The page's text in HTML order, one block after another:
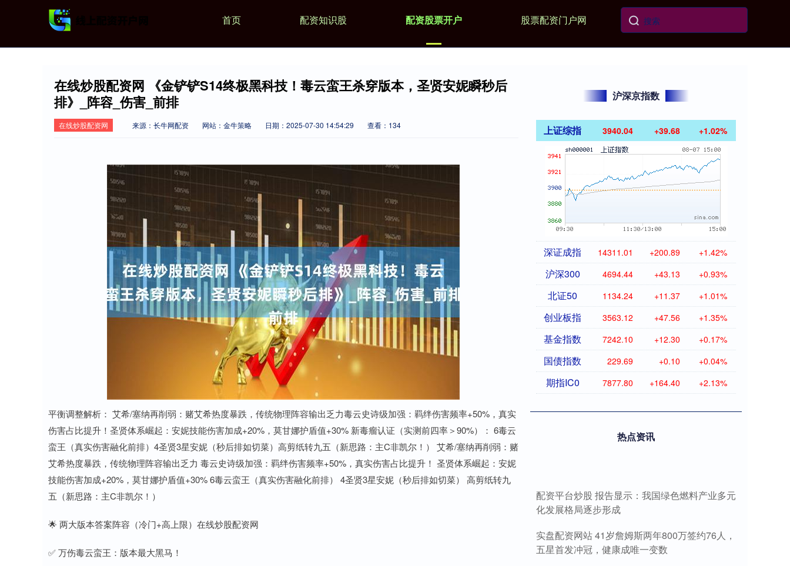
首页 配资知识股 配资股票开户 股票配资门户网
在线炒股配资网 《金铲铲S14终极黑科技！毒云蛮王杀穿版本，圣贤安妮瞬秒后
排》_阵容_伤害_前排
在线炒股配资网 来源：长牛网配资 网站：金牛策略 日期：2025-07-30 14:54:29 查看：134
平衡调整解析： 艾希/塞纳再削弱：赌艾希热度暴跌，传统物理阵容输出乏力毒云史诗级加强：羁绊伤害频率+50%，真实
伤害占比提升！圣贤体系崛起：安妮技能伤害加成+20%，莫甘娜护盾值+30% 新毒瘤认证（实测前四率＞90%）： 6毒云
蛮王（真实伤害融化前排）4圣贤3星安妮（秒后排如切菜）高剪纸转九五（新思路：主C非凯尔！） 艾希/塞纳再削弱：赌
艾希热度暴跌，传统物理阵容输出乏力 毒云史诗级加强：羁绊伤害频率+50%，真实伤害占比提升！ 圣贤体系崛起：安妮
技能伤害加成+20%，莫甘娜护盾值+30% 6毒云蛮王（真实伤害融化前排） 4圣贤3星安妮（秒后排如切菜） 高剪纸转九
五（新思路：主C非凯尔！）
🌟 两大版本答案阵容（冷门+高上限）在线炒股配资网
✅ 万伤毒云蛮王：版本最大黑马！
沪深京指数
上证综指 3940.04 +39.68 +1.02%
深证成指 14311.01 +200.89 +1.42%
沪深300 4694.44 +43.13 +0.93%
北证50 1134.24 +11.37 +1.01%
创业板指 3563.12 +47.56 +1.35%
基金指数 7242.10 +12.30 +0.17%
国债指数 229.69 +0.10 +0.04%
期指IC0 7877.80 +164.40 +2.13%
热点资讯
配资平台炒股 报告显示：我国绿色燃料产业多元
化发展格局逐步形成
实盘配资网站 41岁詹姆斯两年800万签约76人，
五星首发冲冠，健康成唯一变数